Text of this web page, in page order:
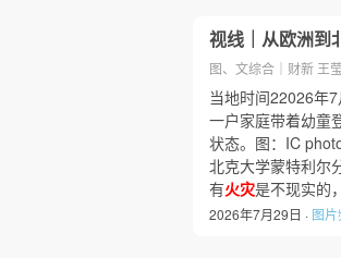
视线｜从欧洲到
图、文综合｜财新 王
当地时间22026年7
一户家庭带着幼童
状态。图：IC
北克大学蒙特利尔
有火灾是不现实的
2026年7月29日 · 图